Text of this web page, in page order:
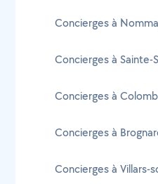
Concierges à
Concierges à Sainte-
Concierges à
Concierges à
Concierges à Villars-